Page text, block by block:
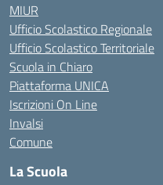
MIUR
Ufficio Scolastico Regionale
Ufficio Scolastico Territoriale
Scuola in Chiaro
Piattaforma UNICA
Iscrizioni On Line
Invalsi
Comune
La Scuola